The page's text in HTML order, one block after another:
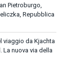
Pietroburgo,
Repubblica
viaggio da Kjachta
La nuova via della